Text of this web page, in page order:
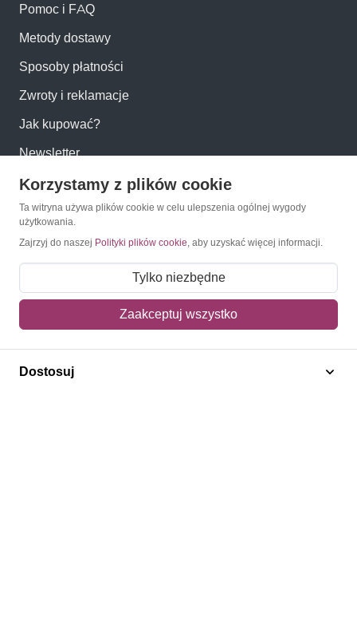
Pomoc i FAQ
Metody dostawy
Sposoby płatności
Zwroty i reklamacje
Jak kupować?
Newsletter
Konto
Moje konto
Mój koszyk
Adres dostawy
Polecamy
Korzystamy z plików cookie
Ta witryna używa plików cookie w celu ulepszenia ogólnej wygody
użytkowania.
Zajrzyj do naszej Polityki plików cookie, aby uzyskać więcej informacji.
Tylko niezbędne
Zaakceptuj wszystko
Dostosuj